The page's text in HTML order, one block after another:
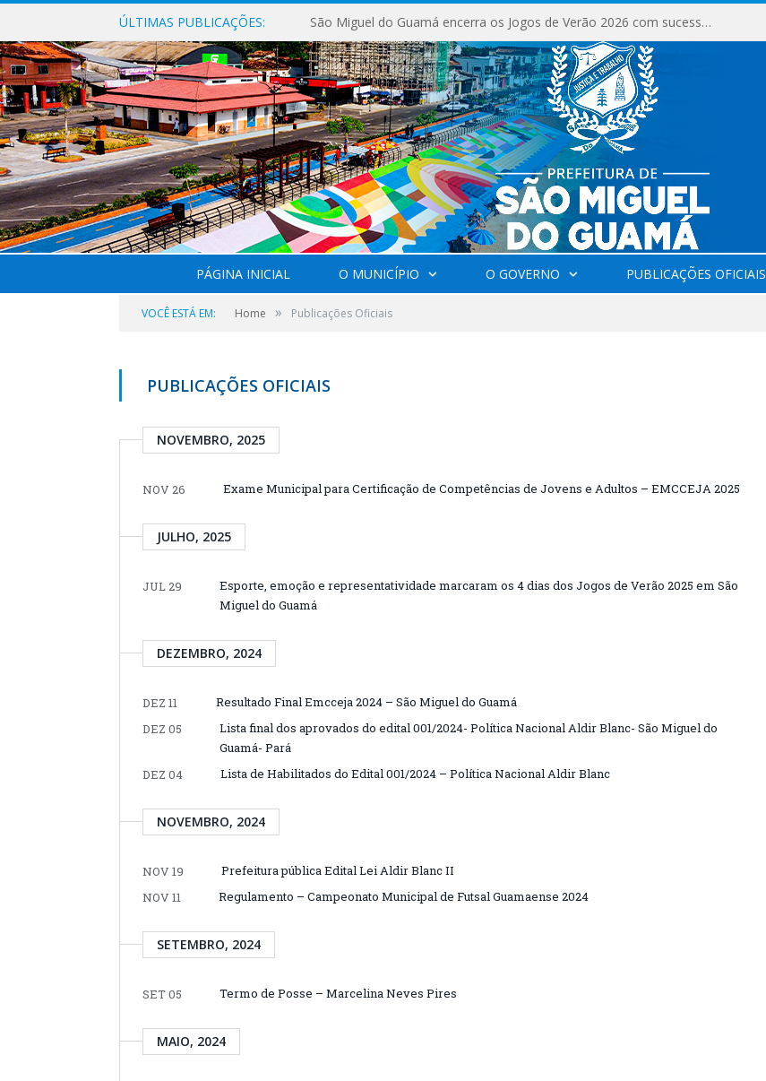
ÚLTIMAS PUBLICAÇÕES: São Miguel do Guamá encerra os Jogos de Verão 2026 com sucesso de público e competições.
PÁGINA INICIAL O MUNICÍPIO O GOVERNO PUBLICAÇÕES OFICIAIS
VOCÊ ESTÁ EM: Home » Publicações Oficiais
PUBLICAÇÕES OFICIAIS
NOVEMBRO, 2025
NOV 26 Exame Municipal para Certificação de Competências de Jovens e Adultos – EMCCEJA 2025
JULHO, 2025
JUL 29
Esporte, emoção e representatividade marcaram os 4 dias dos Jogos de Verão 2025 em São
Miguel do Guamá
DEZEMBRO, 2024
DEZ 11
Resultado Final Emcceja 2024 – São Miguel do Guamá
DEZ 05
Lista final dos aprovados do edital 001/2024- Política Nacional Aldir Blanc- São Miguel do
Guamá- Pará
DEZ 04
Lista de Habilitados do Edital 001/2024 – Política Nacional Aldir Blanc
NOVEMBRO, 2024
NOV 19
Prefeitura pública Edital Lei Aldir Blanc II
NOV 11
Regulamento – Campeonato Municipal de Futsal Guamaense 2024
SETEMBRO, 2024
SET 05 Termo de Posse – Marcelina Neves Pires
MAIO, 2024